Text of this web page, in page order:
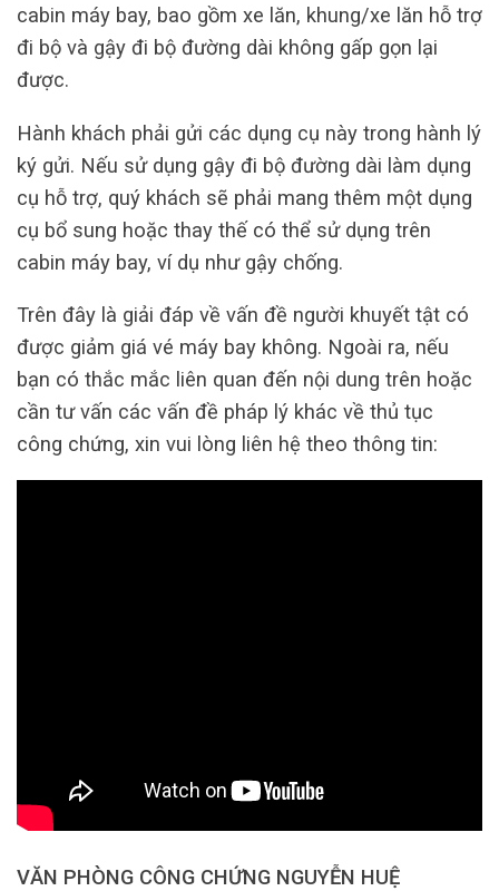
cabin máy bay, bao gồm xe lăn, khung/xe lăn hỗ trợ
đi bộ và gậy đi bộ đường dài không gấp gọn lại
được.
Hành khách phải gửi các dụng cụ này trong hành lý
ký gửi. Nếu sử dụng gậy đi bộ đường dài làm dụng
cụ hỗ trợ, quý khách sẽ phải mang thêm một dụng
cụ bổ sung hoặc thay thế có thể sử dụng trên
cabin máy bay, ví dụ như gậy chống.
Trên đây là giải đáp về vấn đề người khuyết tật có
được giảm giá vé máy bay không. Ngoài ra, nếu
bạn có thắc mắc liên quan đến nội dung trên hoặc
cần tư vấn các vấn đề pháp lý khác về thủ tục
công chứng, xin vui lòng liên hệ theo thông tin:
VĂN PHÒNG CÔNG CHỨNG NGUYỄN HUỆ